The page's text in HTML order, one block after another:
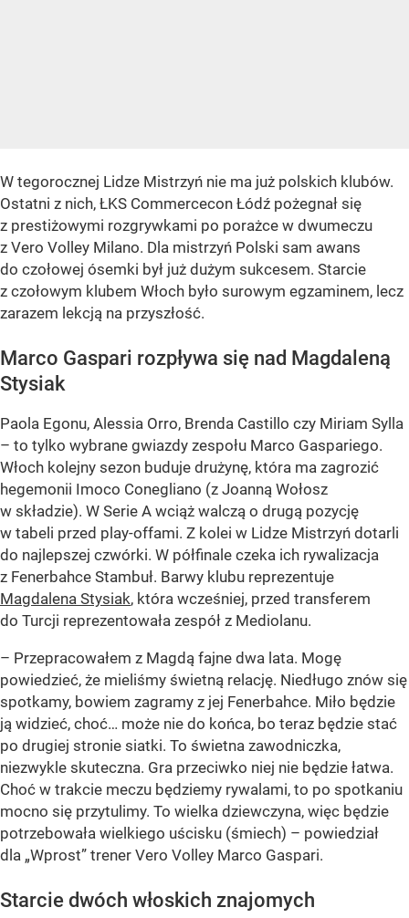
W tegorocznej Lidze Mistrzyń nie ma już polskich klubów.
Ostatni z nich, ŁKS Commercecon Łódź pożegnał się
z prestiżowymi rozgrywkami po porażce w dwumeczu
z Vero Volley Milano. Dla mistrzyń Polski sam awans
do czołowej ósemki był już dużym sukcesem. Starcie
z czołowym klubem Włoch było surowym egzaminem, lecz
zarazem lekcją na przyszłość.
Marco Gaspari rozpływa się nad Magdaleną
Stysiak
Paola Egonu, Alessia Orro, Brenda Castillo czy Miriam Sylla
– to tylko wybrane gwiazdy zespołu Marco Gaspariego.
Włoch kolejny sezon buduje drużynę, która ma zagrozić
hegemonii Imoco Conegliano (z Joanną Wołosz
w składzie). W Serie A wciąż walczą o drugą pozycję
w tabeli przed play-offami. Z kolei w Lidze Mistrzyń dotarli
do najlepszej czwórki. W półfinale czeka ich rywalizacja
z Fenerbahce Stambuł. Barwy klubu reprezentuje
Magdalena Stysiak, która wcześniej, przed transferem
do Turcji reprezentowała zespół z Mediolanu.
– Przepracowałem z Magdą fajne dwa lata. Mogę
powiedzieć, że mieliśmy świetną relację. Niedługo znów się
spotkamy, bowiem zagramy z jej Fenerbahce. Miło będzie
ją widzieć, choć… może nie do końca, bo teraz będzie stać
po drugiej stronie siatki. To świetna zawodniczka,
niezwykle skuteczna. Gra przeciwko niej nie będzie łatwa.
Choć w trakcie meczu będziemy rywalami, to po spotkaniu
mocno się przytulimy. To wielka dziewczyna, więc będzie
potrzebowała wielkiego uścisku (śmiech) – powiedział
dla „Wprost” trener Vero Volley Marco Gaspari.
Starcie dwóch włoskich znajomych